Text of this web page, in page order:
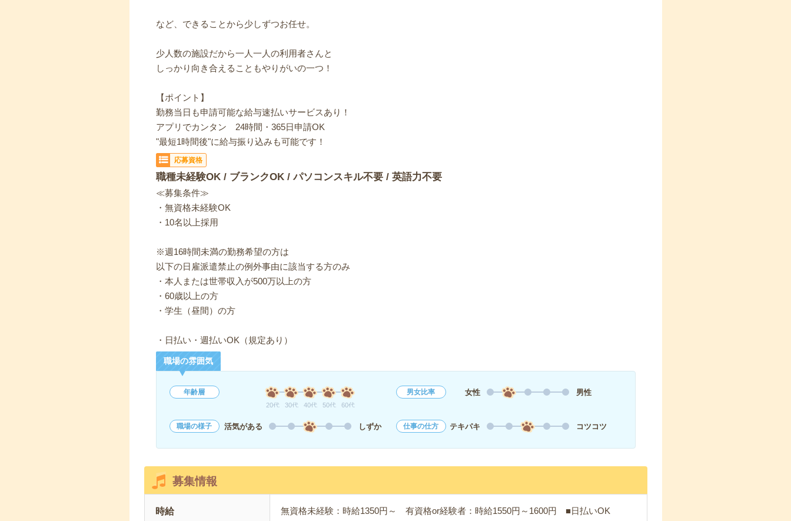
など、できることから少しずつお任せ。
少人数の施設だから一人一人の利用者さんと
しっかり向き合えることもやりがいの一つ！
【ポイント】
勤務当日も申請可能な給与速払いサービスあり！
アプリでカンタン 24時間・365日申請OK
"最短1時間後"に給与振り込みも可能です！
応募資格
職種未経験OK / ブランクOK / パソコンスキル不要 / 英語力不要
≪募集条件≫
・無資格未経験OK
・10名以上採用
※週16時間未満の勤務希望の方は
以下の日雇派遣禁止の例外事由に該当する方のみ
・本人または世帯収入が500万以上の方
・60歳以上の方
・学生（昼間）の方
・日払い・週払いOK（規定あり）
職場の雰囲気
年齢層
20代 30代 40代 50代 60代
男女比率 女性 男性
職場の様子 活気がある しずか 仕事の仕方 テキパキ コツコツ
募集情報
時給 無資格未経験：時給1350円～ 有資格or経験者：時給1550円～1600円 ■日払いOK